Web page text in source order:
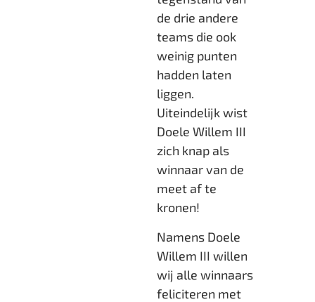
de drie andere
teams die ook
weinig punten
hadden laten
liggen.
Uiteindelijk wist
Doele Willem III
zich knap als
winnaar van de
meet af te
kronen!
Namens Doele
Willem III willen
wij alle winnaars
feliciteren met